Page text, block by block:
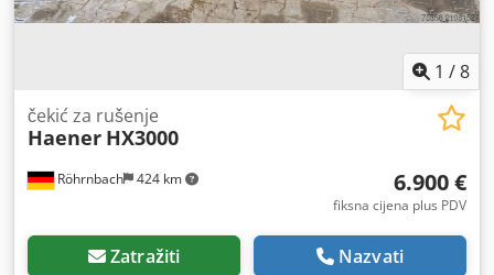
1 /8
Röhrnbach 424 km
čekić za rušenje
Haener HX3000
6.900 €
fiksna cijena plus PDV
Zatražiti Nazvati